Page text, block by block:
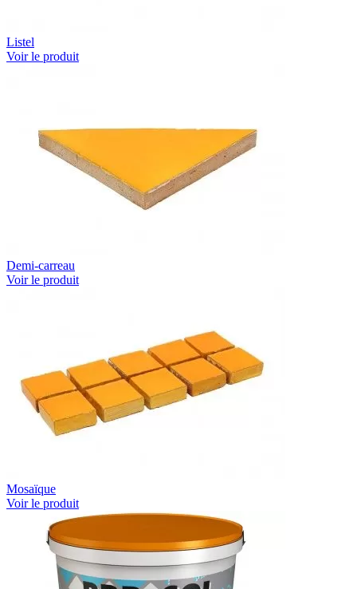
Listel
Voir le produit
Demi-carreau
Voir le produit
Mosaïque
Voir le produit